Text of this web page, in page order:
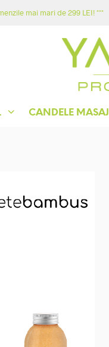
mai mari de 299 LEI! ***
ACASA
CANDELE MASAJ